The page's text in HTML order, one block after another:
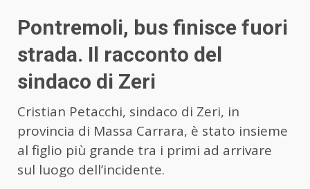
Pontremoli, bus finisce fuori
strada. Il racconto del
sindaco di Zeri
Cristian Petacchi, sindaco di Zeri, in
provincia di Massa Carrara, è stato insieme
al figlio più grande tra i primi ad arrivare
sul luogo dell’incidente.